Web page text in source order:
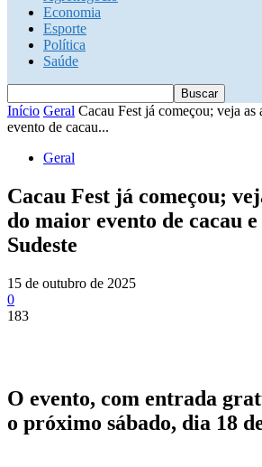
Economia
Esporte
Política
Saúde
Início Geral Cacau Fest já começou; veja as
evento de cacau...
Geral
Cacau Fest já começou;
do maior evento de cacau
Sudeste
15 de outubro de 2025
0
183
O evento, com entrada
o próximo sábado, dia 18